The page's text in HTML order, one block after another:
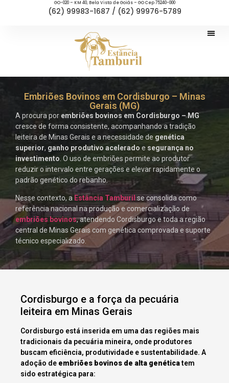
GO-020 – KM 40, Bela Vista de Goiás – GO Cep 75240-000
(62) 99983-1687 / (62) 99976-5789
Embriões Bovinos em Cordisburgo – Minas
Gerais (MG)
A procura por embriões bovinos em Cordisburgo – MG
cresce de forma consistente, acompanhando a tradição
leiteira de Minas Gerais e a necessidade de genética
superior, ganho produtivo acelerado e segurança no
investimento . O uso de embriões permite ao produtor
reduzir o intervalo entre gerações e elevar rapidamente o
padrão genético do rebanho.
Nesse contexto, a Estância Tamburil se consolida como
referência nacional na produção e comercialização de
embriões bovinos, atendendo Cordisburgo e toda a região
central de Minas Gerais com genética comprovada e suporte
técnico especializado.
Cordisburgo e a força da pecuária
leiteira em Minas Gerais
Cordisburgo está inserida em uma das regiões mais
tradicionais da pecuária mineira, onde produtores
buscam eficiência, produtividade e sustentabilidade. A
adoção de embriões bovinos de alta genéticatem
sido estratégica para: